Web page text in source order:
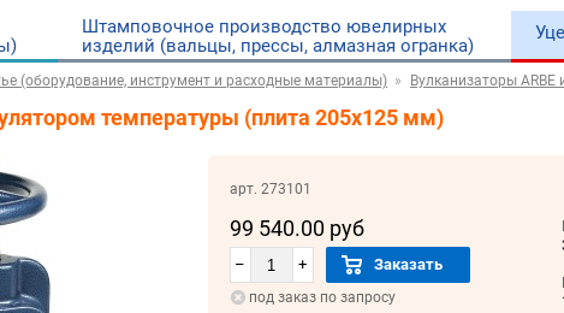
Штамповочное производство ювелирных
изделий (вальцы, прессы, алмазная огранка)
(оборудование, инструмент и расходные материалы) Вулканизаторы ARBE
температуры (плита 205х125 мм)
арт. 273101
99 540.00 руб
– + Заказать
под заказ по запросу